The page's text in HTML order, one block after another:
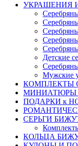
УКРАШЕНИЯ
Детские
Мужские
КОМПЛЕКТЫ
МИНИАТЮРЫ
ПОДАРКИ к
СЕРЬГИ
КОЛЬЦА